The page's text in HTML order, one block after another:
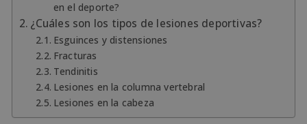
en el deporte?
¿Cuáles son los tipos de lesiones deportivas?
Esguinces y distensiones
Fracturas
Tendinitis
Lesiones en la columna vertebral
Lesiones en la cabeza